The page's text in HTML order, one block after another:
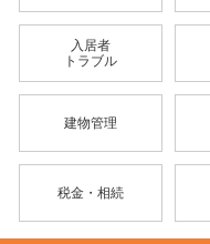
入居者
トラブル
建物管理
税金・相続